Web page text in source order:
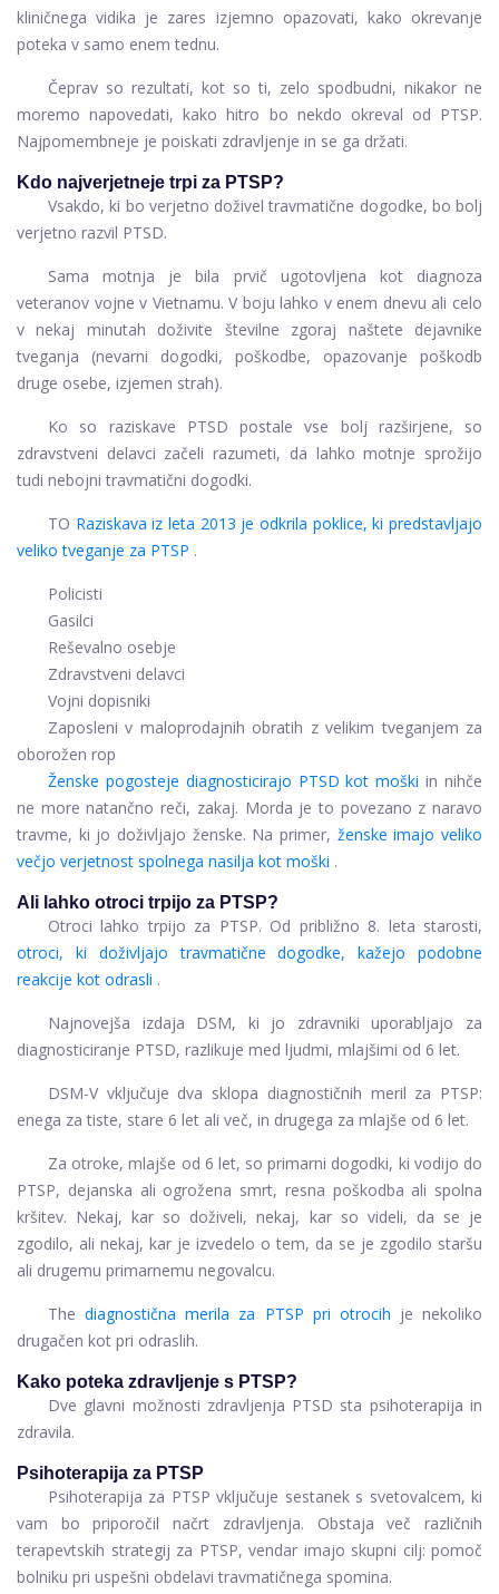
kliničnega vidika je zares izjemno opazovati, kako okrevanje
poteka v samo enem tednu.
Čeprav so rezultati, kot so ti, zelo spodbudni, nikakor ne
moremo napovedati, kako hitro bo nekdo okreval od PTSP.
Najpomembneje je poiskati zdravljenje in se ga držati.
Kdo najverjetneje trpi za PTSP?
Vsakdo, ki bo verjetno doživel travmatične dogodke, bo bolj
verjetno razvil PTSD.
Sama motnja je bila prvič ugotovljena kot diagnoza
veteranov vojne v Vietnamu. V boju lahko v enem dnevu ali celo
v nekaj minutah doživite številne zgoraj naštete dejavnike
tveganja (nevarni dogodki, poškodbe, opazovanje poškodb
druge osebe, izjemen strah).
Ko so raziskave PTSD postale vse bolj razširjene, so
zdravstveni delavci začeli razumeti, da lahko motnje sprožijo
tudi nebojni travmatični dogodki.
TO Raziskava iz leta 2013 je odkrila poklice, ki predstavljajo
veliko tveganje za PTSP .
Policisti
Gasilci
Reševalno osebje
Zdravstveni delavci
Vojni dopisniki
Zaposleni v maloprodajnih obratih z velikim tveganjem za
oborožen rop
Ženske pogosteje diagnosticirajo PTSD kot moški in nihče
ne more natančno reči, zakaj. Morda je to povezano z naravo
travme, ki jo doživljajo ženske. Na primer, ženske imajo veliko
večjo verjetnost spolnega nasilja kot moški .
Ali lahko otroci trpijo za PTSP?
Otroci lahko trpijo za PTSP. Od približno 8. leta starosti,
otroci, ki doživljajo travmatične dogodke, kažejo podobne
reakcije kot odrasli .
Najnovejša izdaja DSM, ki jo zdravniki uporabljajo za
diagnosticiranje PTSD, razlikuje med ljudmi, mlajšimi od 6 let.
DSM-V vključuje dva sklopa diagnostičnih meril za PTSP:
enega za tiste, stare 6 let ali več, in drugega za mlajše od 6 let.
Za otroke, mlajše od 6 let, so primarni dogodki, ki vodijo do
PTSP, dejanska ali ogrožena smrt, resna poškodba ali spolna
kršitev. Nekaj, kar so doživeli, nekaj, kar so videli, da se je
zgodilo, ali nekaj, kar je izvedelo o tem, da se je zgodilo staršu
ali drugemu primarnemu negovalcu.
Thediagnostična merila za PTSP pri otrocih je nekoliko
drugačen kot pri odraslih.
Kako poteka zdravljenje s PTSP?
Dve glavni možnosti zdravljenja PTSD sta psihoterapija in
zdravila.
Psihoterapija za PTSP
Psihoterapija za PTSP vključuje sestanek s svetovalcem, ki
vam bo priporočil načrt zdravljenja. Obstaja več različnih
terapevtskih strategij za PTSP, vendar imajo skupni cilj: pomoč
bolniku pri uspešni obdelavi travmatičnega spomina.